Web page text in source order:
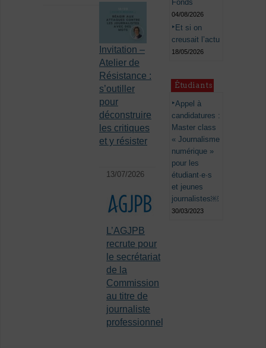
Invitation –
Atelier de
Résistance :
s’outiller
pour
déconstruire
les critiques
et y résister
13/07/2026
L’AGJPB
recrute pour
le secrétariat
de la
Commission
au titre de
journaliste
professionnel
Fonds
04/08/2026
Et si on
creusait l’actu
18/05/2026
Étudiants
Appel à
candidatures :
Master class
« Journalisme
numérique »
pour les
étudiant·e·s
et jeunes
journalistes￼
30/03/2023